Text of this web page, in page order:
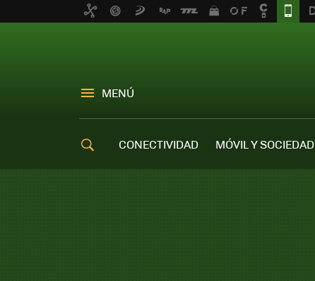
MENÚ
CONECTIVIDAD MÓVIL Y SOCIEDAD